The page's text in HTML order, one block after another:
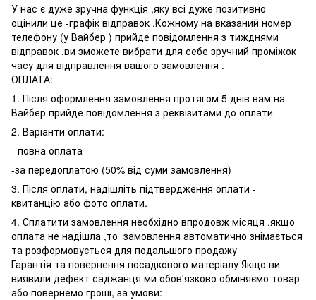
У нас є дуже зручна функція ,яку всі дуже позитивно
оцінили це -графік відправок .Кожному на вказаний номер
телефону (у Вайбер ) прийде повідомлення з тижднями
відправок ,ви зможете вибрати для себе зручний проміжок
часу для відправлення вашого замовлення .
ОПЛАТА:
1. Після оформлення замовлення протягом 5 днів вам на
Вайбер прийде повідомлення з реквізитами до оплати
2. Варіанти оплати:
- повна оплата
-за передоплатою (50% від суми замовлення)
3. Після оплати, надішліть підтвердження оплати -
квитанцію або фото оплати.
4. Сплатити замовлення необхідно впродовж місяця ,якщо
оплата не надішла ,то замовлення автоматично знімається
та розформовується для подальшого продажу
Гарантія та повернення посадкового матеріалу Якщо ви
виявили дефект саджанця ми обов'язково обміняємо товар
або повернемо гроші, за умови: